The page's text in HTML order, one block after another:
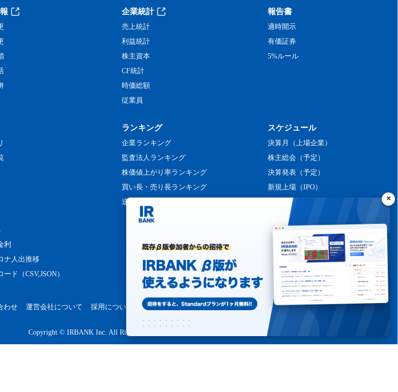
企業統計
売上統計
利益統計
株主資本
CF統計
時価総額
従業員
報告書
適時開示
有価証券
5%ルール
ランキング
企業ランキング
監査法人ランキング
株価値上がり率ランキング
買い長・売り長ランキング
逆日歩ランキング
スケジュール
決算月（上場企業）
株主総会（予定）
決算発表（予定）
新規上場（IPO）
利
ナ人出推移
ード（CSV,JSON）
わせ 運営会社について 採用について プライバシーポリシー
Copyright © IRBANK Inc. All Rights Reserved.